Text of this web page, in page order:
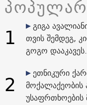
1
გიგა
თვის შემდეგ,
გოგო დააკავეს.
2
ეთნიკური
მოქალაქეობის
უსაფრთხოების